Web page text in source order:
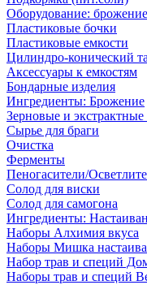
Оборудование: брожение
Пластиковые бочки
Пластиковые емкости
Цилиндро-конический
Аксессуары к емкостям
Бондарные изделия
Ингредиенты: Брожение
Зерновые и
Сырье для браги
Очистка
Ферменты
Пеногасители/
Солод для виски
Солод для самогона
Ингредиенты:
Наборы Алхимия вкуса
Наборы Мишка
Набор трав и специй
Наборы трав и специй